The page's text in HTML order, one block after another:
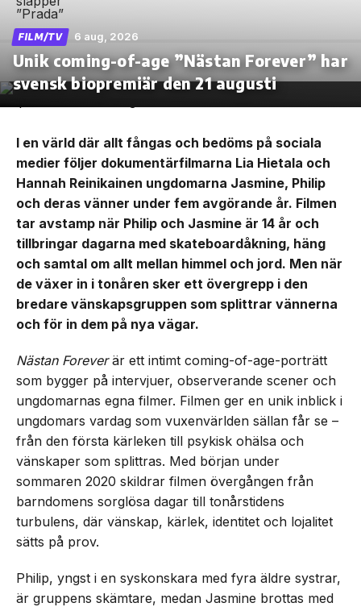
FILM/TV 6 aug, 2026
Unik coming-of-age ”Nästan Forever” har
svensk biopremiär den 21 augusti
I en värld där allt fångas och bedöms på sociala
medier följer dokumentärfilmarna Lia Hietala och
Hannah Reinikainen ungdomarna Jasmine, Philip
och deras vänner under fem avgörande år. Filmen
tar avstamp när Philip och Jasmine är 14 år och
tillbringar dagarna med skateboardåkning, häng
och samtal om allt mellan himmel och jord. Men när
de växer in i tonåren sker ett övergrepp i den
bredare vänskapsgruppen som splittrar vännerna
och för in dem på nya vägar.
Nästan Foreverär ett intimt coming-of-age-porträtt
som bygger på intervjuer, observerande scener och
ungdomarnas egna filmer. Filmen ger en unik inblick i
ungdomars vardag som vuxenvärlden sällan får se –
från den första kärleken till psykisk ohälsa och
vänskaper som splittras. Med början under
sommaren 2020 skildrar filmen övergången från
barndomens sorglösa dagar till tonårstidens
turbulens, där vänskap, kärlek, identitet och lojalitet
sätts på prov.
Philip, yngst i en syskonskara med fyra äldre systrar,
är gruppens skämtare, medan Jasmine brottas med